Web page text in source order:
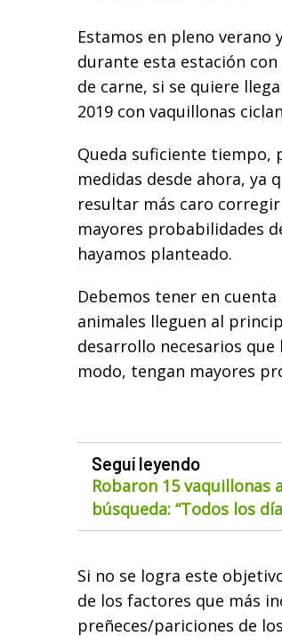
Estamos en pleno verano
durante esta estación
de carne, si se quiere
2019 con vaquillonas
Queda suficiente tiempo,
medidas desde ahora, ya
resultar más caro
mayores probabilidades
hayamos planteado.
Debemos tener en
animales lleguen al
desarrollo necesarios
modo, tengan mayores
Seguí leyendo
Robaron 15 vaquillonas
búsqueda: “Todos los
Si no se logra este
de los factores que más
preñeces/pariciones de